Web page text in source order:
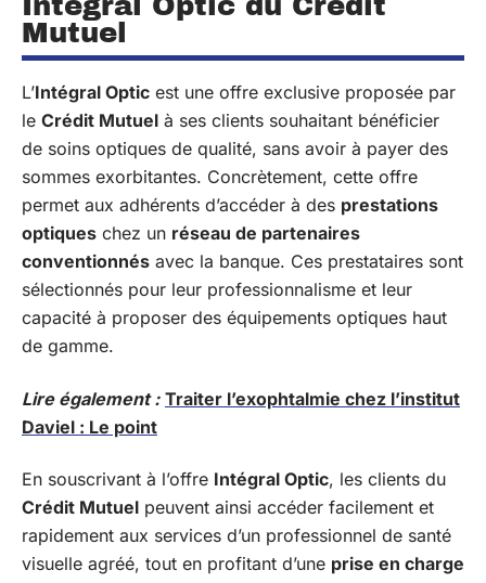
Mutuel
L’Intégral Optic est une offre exclusive proposée par
le Crédit Mutuel à ses clients souhaitant bénéficier
de soins optiques de qualité, sans avoir à payer des
sommes exorbitantes. Concrètement, cette offre
permet aux adhérents d’accéder à des prestations
optiques chez un réseau de partenaires
conventionnés avec la banque. Ces prestataires sont
sélectionnés pour leur professionnalisme et leur
capacité à proposer des équipements optiques haut
de gamme.
Lire également : Traiter l’exophtalmie chez l’institut
Daviel : Le point
En souscrivant à l’offre Intégral Optic, les clients du
Crédit Mutuel peuvent ainsi accéder facilement et
rapidement aux services d’un professionnel de santé
visuelle agréé, tout en profitant d’une prise en charge